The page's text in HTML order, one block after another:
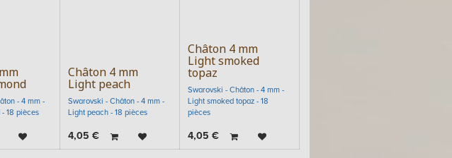
- 4 mm -
18 pièces
Châton 4 mm
Light peach
Swarovski - Châton - 4 mm -
Light peach - 18 pièces
4,05 €
Châton 4 mm
Light smoked
topaz
Swarovski - Châton - 4 mm -
Light smoked topaz - 18
pièces
4,05 €